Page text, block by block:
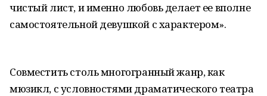
чистый лист, и именно любовь делает ее вполне
самостоятельной девушкой с характером».
Совместить столь многогранный жанр, как
мюзикл, с условностями драматического театра